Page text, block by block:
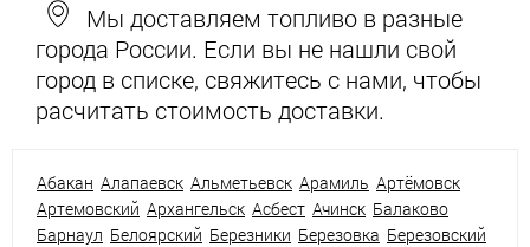
Мы доставляем топливо в разные
города России. Если вы не нашли свой
город в списке, свяжитесь с нами, чтобы
расчитать стоимость доставки.
Абакан Алапаевск Альметьевск Арамиль Артёмовск
Артемовский Архангельск Асбест Ачинск Балаково
Барнаул Белоярский Березники Березовка Березовский